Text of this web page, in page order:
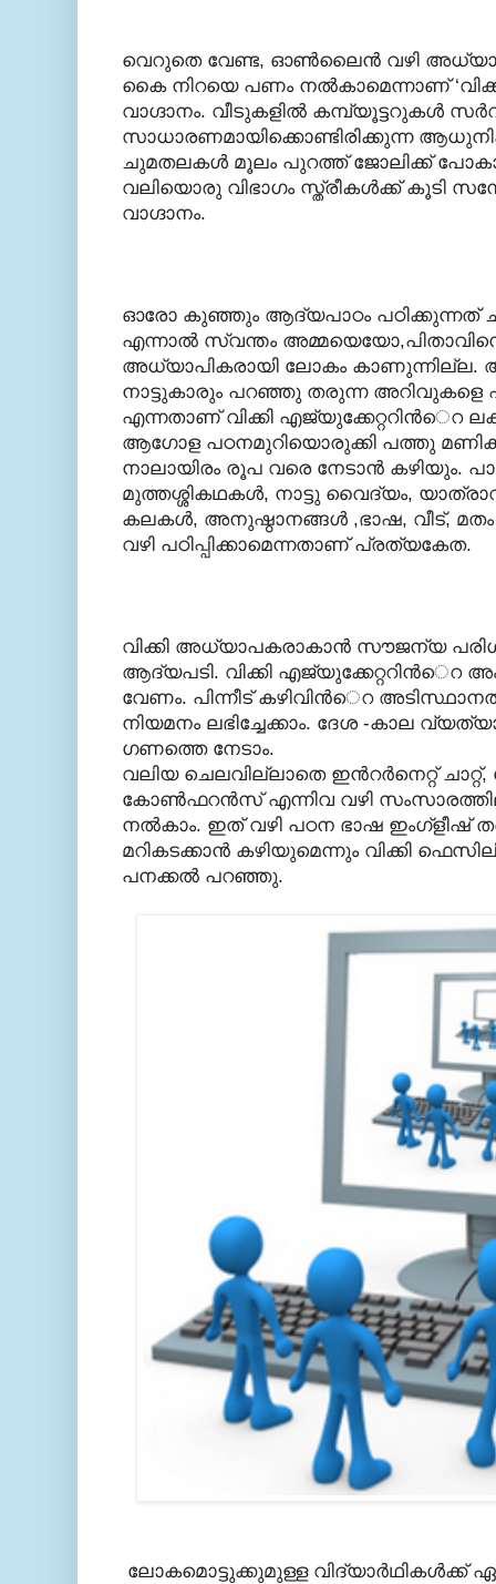
വെറുതെ വേണ്ട, ഓണ്‍ലൈന്‍ വഴി
കൈ നിറയെ പണം നല്‍കാമെന്നാണ്
വാഗ്ദാനം. വീടുകളില്‍ കമ്പ്യൂട്ടറുകള്‍
സാധാരണമായിക്കൊണ്ടിരിക്കുന്ന
ചുമതലകള്‍ മൂലം പുറത്ത് ജോലിക്ക്
വലിയൊരു വിഭാഗം സ്ത്രീകള്‍ക്ക് കൂടി
വാഗ്ദാനം.
ഓരോ കുഞ്ഞും ആദ്യപാഠം പഠിക്കുന്നത്
എന്നാല്‍ സ്വന്തം
അധ്യാപികരായി ലോകം
നാട്ടുകാരും പറഞ്ഞു തരുന്ന അറിവുകളെ
എന്നതാണ് വിക്കി എജ്യുക്കേറ്ററിന്‍െറ
ആഗോള പഠനമുറിയൊരുക്കി പത്തു
നാലായിരം രൂപ വരെ നേടാന്‍ കഴിയും.
മുത്തശ്ശികഥകള്‍, നാട്ടു വൈദ്യം,
കലകള്‍, അനുഷ്ഠാനങ്ങള്‍ ,ഭാഷ, വീട്,
വഴി പഠിപ്പിക്കാമെന്നതാണ് പ്രത്യകേത.
വിക്കി അധ്യാപകരാകാന്‍ സൗജന്യ
ആദ്യപടി. വിക്കി എജ്യുക്കേറ്ററിന്‍െറ
വേണം. പിന്നീട് കഴിവിന്‍െറ
നിയമനം ലഭിച്ചേക്കാം. ദേശ -കാല
ഗണത്തെ നേടാം.
വലിയ ചെലവില്ലാതെ ഇന്‍റര്‍നെറ്റ്
കോണ്‍ഫറന്‍സ് എന്നിവ വഴി
നല്‍കാം. ഇത് വഴി പഠന ഭാഷ ഇംഗ്ളീഷ്
മറികടക്കാന്‍ കഴിയുമെന്നും വിക്കി
പനക്കല്‍ പറഞ്ഞു.
ലോകമൊട്ടുക്കുമുള്ള